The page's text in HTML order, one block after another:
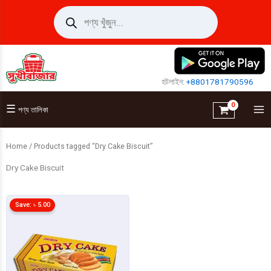
Products
search
হটলাইন:+8801781790596
☰ পণ্য তালিকা
Home / Products tagged “Dry Cake Biscuit”
Dry Cake Biscuit
Save: ৳ 5.00